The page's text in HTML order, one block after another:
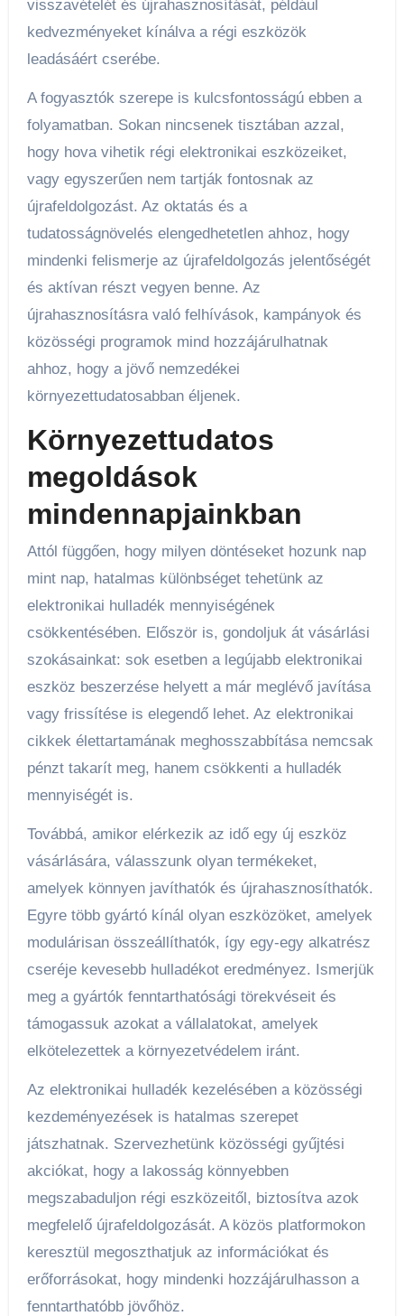
visszavételét és újrahasznosítását, például
kedvezményeket kínálva a régi eszközök
leadásáért cserébe.
A fogyasztók szerepe is kulcsfontosságú ebben a
folyamatban. Sokan nincsenek tisztában azzal,
hogy hova vihetik régi elektronikai eszközeiket,
vagy egyszerűen nem tartják fontosnak az
újrafeldolgozást. Az oktatás és a
tudatosságnövelés elengedhetetlen ahhoz, hogy
mindenki felismerje az újrafeldolgozás jelentőségét
és aktívan részt vegyen benne. Az
újrahasznosításra való felhívások, kampányok és
közösségi programok mind hozzájárulhatnak
ahhoz, hogy a jövő nemzedékei
környezettudatosabban éljenek.
Környezettudatos
megoldások
mindennapjainkban
Attól függően, hogy milyen döntéseket hozunk nap
mint nap, hatalmas különbséget tehetünk az
elektronikai hulladék mennyiségének
csökkentésében. Először is, gondoljuk át vásárlási
szokásainkat: sok esetben a legújabb elektronikai
eszköz beszerzése helyett a már meglévő javítása
vagy frissítése is elegendő lehet. Az elektronikai
cikkek élettartamának meghosszabbítása nemcsak
pénzt takarít meg, hanem csökkenti a hulladék
mennyiségét is.
Továbbá, amikor elérkezik az idő egy új eszköz
vásárlására, válasszunk olyan termékeket,
amelyek könnyen javíthatók és újrahasznosíthatók.
Egyre több gyártó kínál olyan eszközöket, amelyek
modulárisan összeállíthatók, így egy-egy alkatrész
cseréje kevesebb hulladékot eredményez. Ismerjük
meg a gyártók fenntarthatósági törekvéseit és
támogassuk azokat a vállalatokat, amelyek
elkötelezettek a környezetvédelem iránt.
Az elektronikai hulladék kezelésében a közösségi
kezdeményezések is hatalmas szerepet
játszhatnak. Szervezhetünk közösségi gyűjtési
akciókat, hogy a lakosság könnyebben
megszabaduljon régi eszközeitől, biztosítva azok
megfelelő újrafeldolgozását. A közös platformokon
keresztül megoszthatjuk az információkat és
erőforrásokat, hogy mindenki hozzájárulhasson a
fenntarthatóbb jövőhöz.